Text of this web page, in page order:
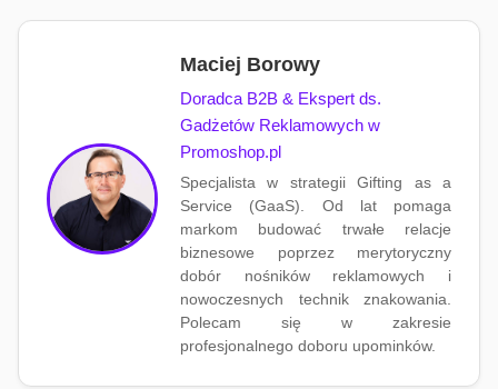
Maciej Borowy
Doradca B2B & Ekspert ds.
Gadżetów Reklamowych w
Promoshop.pl
Specjalista w strategii Gifting as a
Service (GaaS). Od lat pomaga
markom budować trwałe relacje
biznesowe poprzez merytoryczny
dobór nośników reklamowych i
nowoczesnych technik znakowania.
Polecam się w zakresie
profesjonalnego doboru upominków.